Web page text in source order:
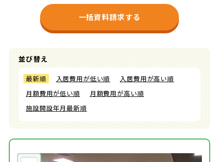
一括資料請求する
並び替え
最新順 入居費用が低い順
入居費用が高い順
月額費用が低い順
月額費用が高い順
施設開設年月最新順